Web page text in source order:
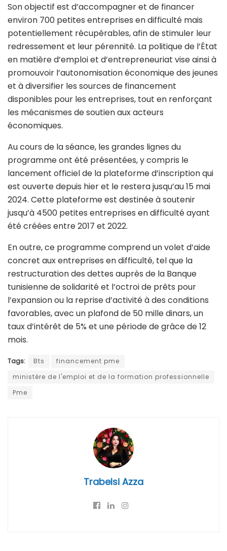
Son objectif est d’accompagner et de financer
environ 700 petites entreprises en difficulté mais
potentiellement récupérables, afin de stimuler leur
redressement et leur pérennité. La politique de l’État
en matière d’emploi et d’entrepreneuriat vise ainsi à
promouvoir l’autonomisation économique des jeunes
et à diversifier les sources de financement
disponibles pour les entreprises, tout en renforçant
les mécanismes de soutien aux acteurs
économiques.
Au cours de la séance, les grandes lignes du
programme ont été présentées, y compris le
lancement officiel de la plateforme d’inscription qui
est ouverte depuis hier et le restera jusqu’au 15 mai
2024. Cette plateforme est destinée à soutenir
jusqu’à 4500 petites entreprises en difficulté ayant
été créées entre 2017 et 2022.
En outre, ce programme comprend un volet d’aide
concret aux entreprises en difficulté, tel que la
restructuration des dettes auprès de la Banque
tunisienne de solidarité et l’octroi de prêts pour
l’expansion ou la reprise d’activité à des conditions
favorables, avec un plafond de 50 mille dinars, un
taux d’intérêt de 5% et une période de grâce de 12
mois.
Tags: Bts
financement pme
ministère de l'emploi et de la formation professionnelle
Pme
Trabelsi Azza